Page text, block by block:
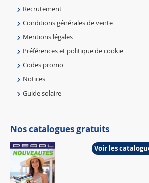
Recrutement
Conditions générales de vente
Mentions légales
Préférences et politique de cookie
Codes promo
Notices
Guide solaire
Nos catalogues gratuits
Voir les